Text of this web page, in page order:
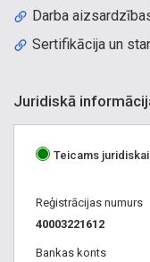
Darba
Sertifikācija un
Juridiskā
Teicams
Reģistrācijas numurs
40003221612
Bankas konts